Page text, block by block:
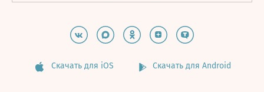
Скачать для iOS Скачать для Android